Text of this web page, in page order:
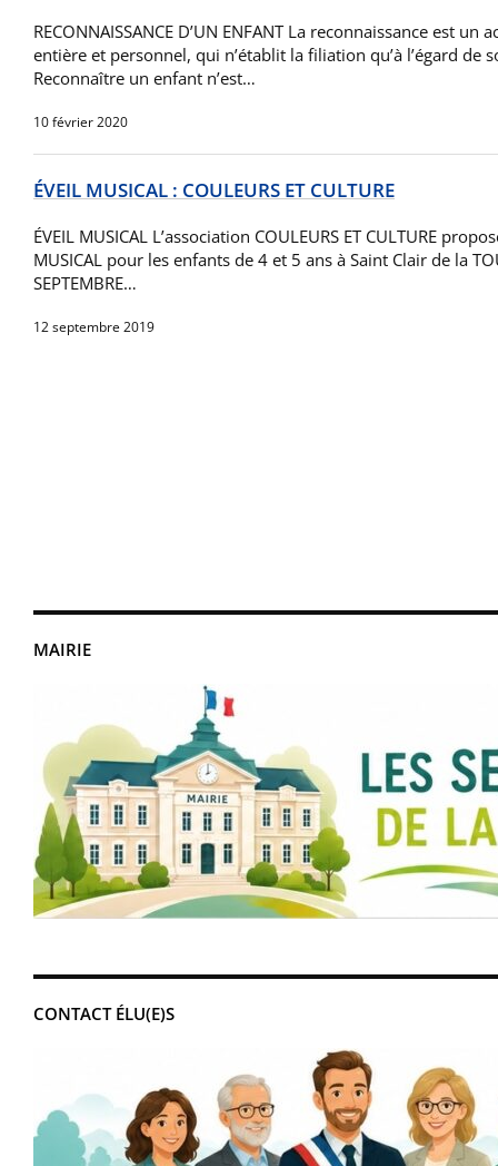
MAIRIE
CONTACT ÉLU(E)S
RECONNAISSANCE D’UN ENFANT La reconnaissance est un
entière et personnel, qui n’établit la filiation qu’à l’égard de
Reconnaître un enfant n’est…
10 février 2020
ÉVEIL MUSICAL : COULEURS ET CULTURE
ÉVEIL MUSICAL L’association COULEURS ET CULTURE
MUSICAL pour les enfants de 4 et 5 ans à Saint Clair de la
SEPTEMBRE…
12 septembre 2019